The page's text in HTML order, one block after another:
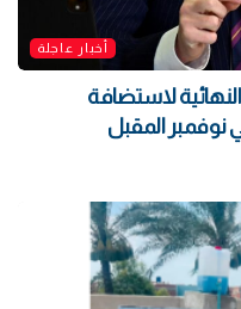
أخبار عاجلة
لاستضافة
نوفمبر المقبل